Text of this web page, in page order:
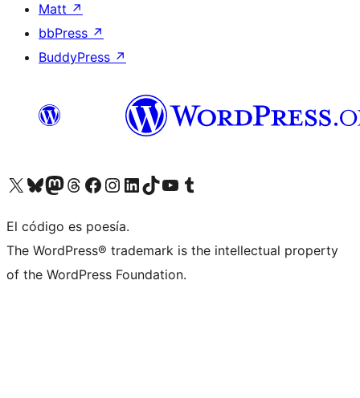
Matt ↗
bbPress ↗
BuddyPress ↗
Visita nuestra cuenta de X (anteriormente Twitter)
Visita nuestra cuenta de Bluesky
Visita nuestra cuenta de Mastodon
Visita nuestra cuenta de Threads
Visita nuestra página de Facebook
Visita nuestra cuenta de Instagram
Visita nuestra cuenta de LinkedIn
Visita nuestra cuenta de TikTok
Visita nuestro canal de YouTube
Visita nuestra cuenta de Tumblr
El código es poesía.
The WordPress® trademark is the intellectual property
of the WordPress Foundation.